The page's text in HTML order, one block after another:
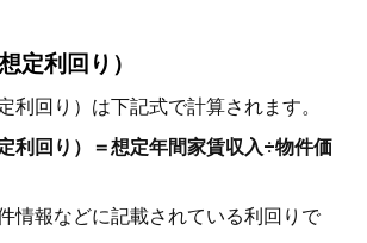
定利回り）
利回り）は下記式で計算されます。
利回り）＝想定年間家賃収入÷物件価
情報などに記載されている利回りで